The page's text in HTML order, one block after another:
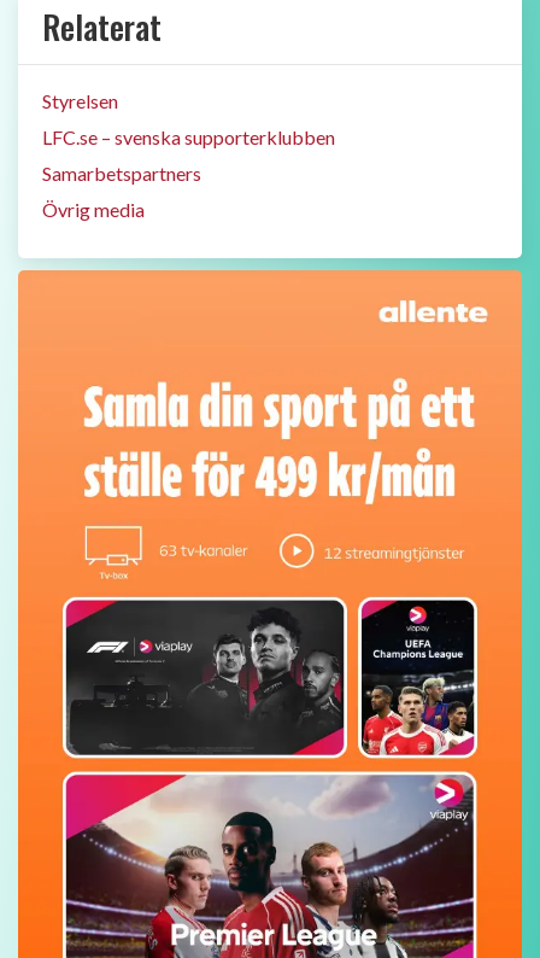
Relaterat
Styrelsen
LFC.se – svenska supporterklubben
Samarbetspartners
Övrig media